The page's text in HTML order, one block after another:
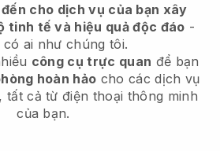
cho dịch vụ của bạn xây
tinh tế và hiệu quả độc đáo -
có ai như chúng tôi.
công cụ trực quan để bạn
hoàn hảo cho các dịch vụ
, tất cả từ điện thoại thông minh
của bạn.